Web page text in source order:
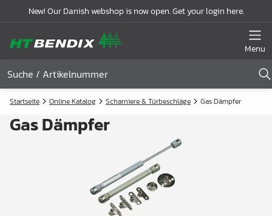
New! Our Danish webshop is now open. Get your login here.
Menu
Startseite Online Katalog Scharniere & Türbeschläge Gas Dämpfer
Gas Dämpfer